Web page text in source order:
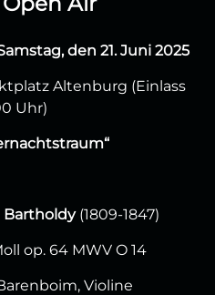
den 21. Juni 2025
Altenburg (Einlass
Uhr)
Bartholdy(1809-1847)
op. 64 MWV O 14
Violine